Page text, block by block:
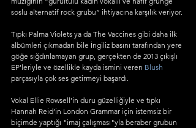
soslu alternatif rock grubu” ihtiyacına karşılık veriyor.
Tıpkı Palma Violets ya da The Vaccines gibi daha ilk
albümleri çıkmadan bile İngiliz basını tarafından yere
göğe sığdırılamayan grup, gerçekten de 2013 çıkışlı
EP’leriyle ve özellikle kayda ismini veren Blush
parçasıyla çok ses getirmeyi başardı.
Vokal Ellie Rowsell’in duru güzelliğiyle ve tıpkı
Hannah Reid’in London Grammar için istemsiz bir
biçimde yaptığı "imaj çalışması"yla beraber grubun